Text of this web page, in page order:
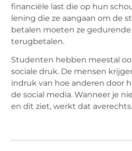
financiële last die op hun
lening die ze aangaan om de
betalen moeten ze gedurende
terugbetalen.
Studenten hebben meestal
sociale druk. De mensen
indruk van hoe anderen door
de social media. Wanneer je
en dit ziet, werkt dat averechts.